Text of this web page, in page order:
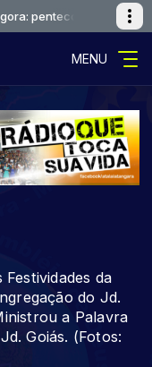
pentecostal-na-
MENU
da
do Jd.
a Palavra
Goiás. (Fotos: